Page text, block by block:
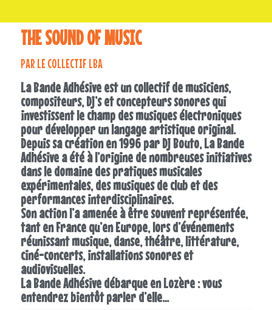
THE SOUND OF MUSIC
PAR LE COLLECTIF LBA
La Bande Adhésive est un collectif de musiciens,
compositeurs, Dj’s et concepteurs sonores qui
investissent le champ des musiques électroniques
pour développer un langage artistique original.
Depuis sa création en 1996 par Dj Bouto, La Bande
Adhésive a été à l’origine de nombreuses initiatives
dans le domaine des pratiques musicales
expérimentales, des musiques de club et des
performances interdisciplinaires.
Son action l’a amenée à être souvent représentée,
tant en France qu’en Europe, lors d’événements
réunissant musique, danse, théâtre, littérature,
ciné-concerts,installations sonores et
audiovisuelles.
La Bande Adhésive débarque en Lozère : vous
entendrez bientôt parler d’elle…